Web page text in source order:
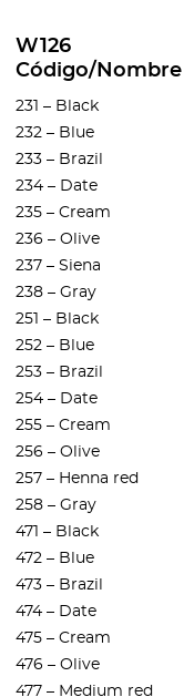
W126
Código/Nombre
231 – Black
232 – Blue
233 – Brazil
234 – Date
235 – Cream
236 – Olive
237 – Siena
238 – Gray
251 – Black
252 – Blue
253 – Brazil
254 – Date
255 – Cream
256 – Olive
257 – Henna red
258 – Gray
471 – Black
472 – Blue
473 – Brazil
474 – Date
475 – Cream
476 – Olive
477 – Medium red